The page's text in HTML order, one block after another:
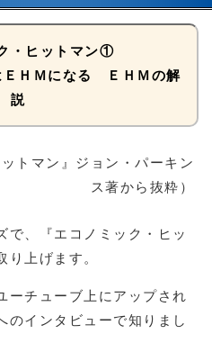
・ヒットマン①
ＥＨＭになる ＥＨＭの解
説
トマン』ジョン・パーキン
ス著から抜粋）
で、『エコノミック・ヒッ
上げます。
ーチューブ上にアップされ
のインタビューで知りまし